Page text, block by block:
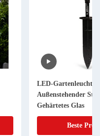
LED-Gartenleuchte
Außenstehender
Gehärtetes Glas
Beste